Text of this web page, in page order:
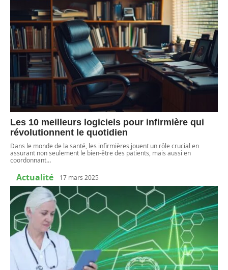
Les 10 meilleurs logiciels pour infirmière qui
révolutionnent le quotidien
Dans le monde de la santé, les infirmières jouent un rôle crucial en
assurant non seulement le bien-être des patients, mais aussi en
coordonnant…
Actualité 17 mars 2025